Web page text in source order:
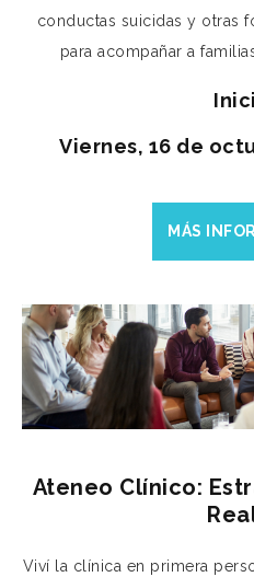
conductas suicidas y otras
para acompañar a
Viernes, 16 de
MÁS
Ateneo Clínico:
Viví la clínica en primera